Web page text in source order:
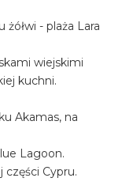
- plaża Lara
wiejskimi
kuchni.
Akamas, na
Lagoon.
części Cypru.